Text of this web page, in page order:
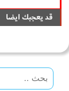
قد يعجبك ايضا